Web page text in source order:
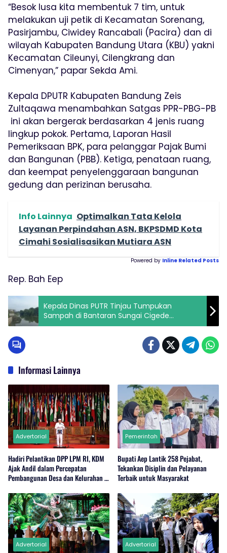
“Besok lusa kita membentuk 7 tim, untuk
melakukan uji petik di Kecamatan Sorenang,
Pasirjambu, Ciwidey Rancabali (Pacira) dan di
wilayah Kabupaten Bandung Utara (KBU) yakni
Kecamatan Cileunyi, Cilengkrang dan
Cimenyan,” papar Sekda Ami.
Kepala DPUTR Kabupaten Bandung Zeis
Zultaqawa menambahkan Satgas PPR-PBG-PB
ini akan bergerak berdasarkan 4 jenis ruang
lingkup pokok. Pertama, Laporan Hasil
Pemeriksaan BPK, para pelanggar Pajak Bumi
dan Bangunan (PBB). Ketiga, penataan ruang,
dan keempat penyelenggaraan bangunan
gedung dan perizinan berusaha.
Info Lainnya Optimalkan Tata Kelola
Layanan Perpindahan ASN, BKPSDMD Kota
Cimahi Sosialisasikan Mutiara ASN
Powered by Inline Related Posts
Rep. Bah Eep
Kepala Dinas PUTR Tinjau Tumpukan
Sampah di Bantaran Sungai Cigede
Sukabirus Citeureup Dayeuhkolot
Informasi Lainnya
Advertorial
Hadiri Pelantikan DPP LPM RI, KDM
Ajak Andil dalam Percepatan
Pembangunan Desa dan Kelurahan di
Pemerintah
Bupati Aep Lantik 258 Pejabat,
Tekankan Disiplin dan Pelayanan
Terbaik untuk Masyarakat
Advertorial Advertorial